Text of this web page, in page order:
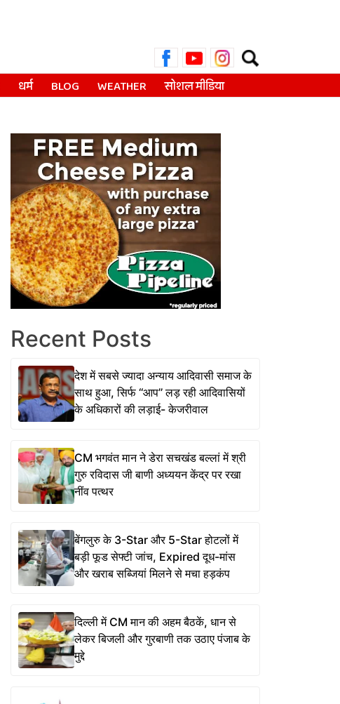
Search
for:
धर्म BLOG WEATHER सोशल मीडिया
Recent Posts
देश में सबसे ज्यादा अन्याय आदिवासी समाज के
साथ हुआ, सिर्फ ‘‘आप’’ लड़ रही आदिवासियों
के अधिकारों की लड़ाई- केजरीवाल
CM भगवंत मान ने डेरा सचखंड बल्लां में श्री
गुरु रविदास जी बाणी अध्ययन केंद्र पर रखा
नींव पत्थर
बेंगलुरु के 3-Star और 5-Star होटलों में
बड़ी फूड सेफ्टी जांच, Expired दूध-मांस
और खराब सब्जियां मिलने से मचा हड़कंप
दिल्ली में CM मान की अहम बैठकें, धान से
लेकर बिजली और गुरबाणी तक उठाए पंजाब के
मुद्दे